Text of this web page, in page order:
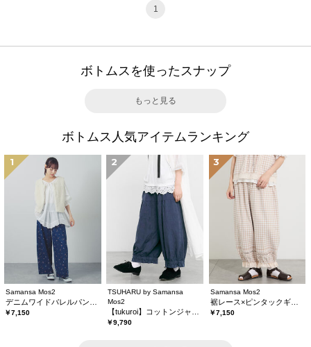
1
ボトムスを使ったスナップ
もっと見る
ボトムス人気アイテムランキング
1
Samansa Mos2
￥7,150
2
TSUHARU by Samansa
Mos2
￥9,790
3
Samansa Mos2
裾レース×ピンタックギャザーパンツ《限定カラーあり》
￥7,150